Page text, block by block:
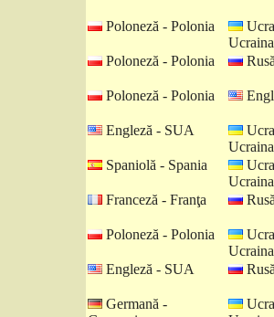
Poloneză - Polonia
Ucraina
Poloneză - Polonia
Poloneză - Polonia
Engleză - SUA
Ucraina
Spaniolă - Spania
Ucraina
Franceză - Franţa
Poloneză - Polonia
Ucraina
Engleză - SUA
Germană -